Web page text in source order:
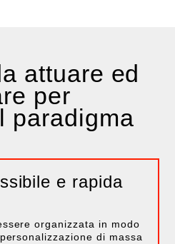
attuare ed
per
paradigma
e rapida
organizzata in modo
di massa